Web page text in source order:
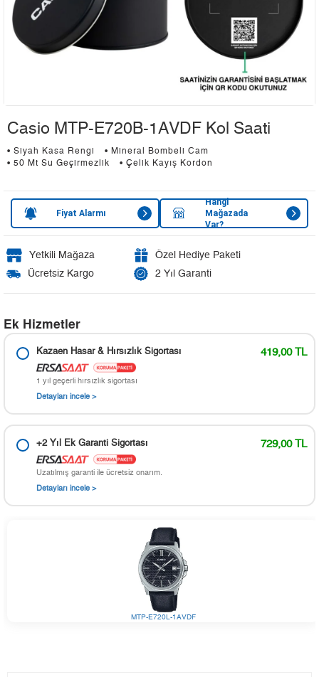
Casio MTP-E720B-1AVDF Kol Saati
• Siyah Kasa Rengi
• Mineral Bombeli Cam
• 50 Mt Su Geçirmezlik
• Çelik Kayış Kordon
Fiyat Alarmı
Hangi
Mağazada
Var?
Yetkili Mağaza
Özel Hediye Paketi
Ücretsiz Kargo
2 Yıl Garanti
Ek Hizmetler
Kazaen Hasar & Hırsızlık Sigortası 419,00 TL
1 yıl geçerli hırsızlık sigortası
Detayları incele >
+2 Yıl Ek Garanti Sigortası 729,00 TL
Uzatılmış garanti ile ücretsiz onarım.
Detayları incele >
MTP-E720L-1AVDF